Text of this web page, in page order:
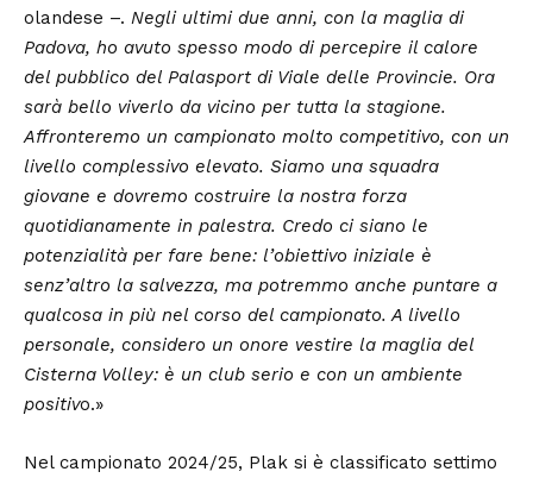
olandese –. Negli ultimi due anni, con la maglia di
Padova, ho avuto spesso modo di percepire il calore
del pubblico del Palasport di Viale delle Provincie. Ora
sarà bello viverlo da vicino per tutta la stagione.
Affronteremo un campionato molto competitivo, con un
livello complessivo elevato. Siamo una squadra
giovane e dovremo costruire la nostra forza
quotidianamente in palestra. Credo ci siano le
potenzialità per fare bene: l’obiettivo iniziale è
senz’altro la salvezza, ma potremmo anche puntare a
qualcosa in più nel corso del campionato. A livello
personale, considero un onore vestire la maglia del
Cisterna Volley: è un club serio e con un ambiente
positivo.»
Nel campionato 2024/25, Plak si è classificato settimo